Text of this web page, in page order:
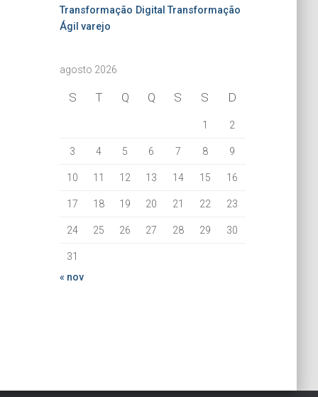
Transformação Digital Transformação
Ágil varejo
agosto 2026
S T Q Q S S D
1 2
3 4 5 6 7 8 9
10 11 12 13 14 15 16
17 18 19 20 21 22 23
24 25 26 27 28 29 30
31
« nov